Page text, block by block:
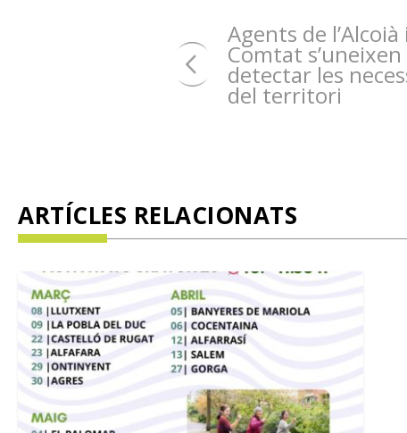
Agents de l’Alcoià
Comtat s’uneixen
detectar les
del territori
ARTÍCLES RELACIONATS